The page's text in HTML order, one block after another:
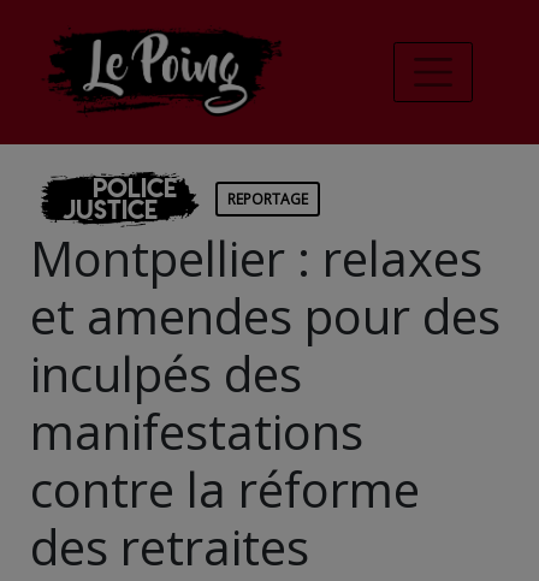
Police
Justice REPORTAGE
Montpellier : relaxes
et amendes pour des
inculpés des
manifestations
contre la réforme
des retraites